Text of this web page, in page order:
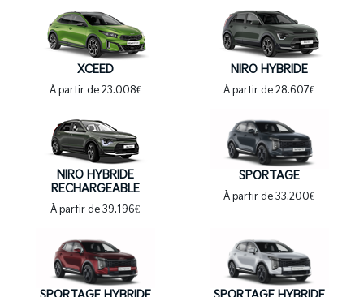
XCEED
À partir de 23.008€
NIRO HYBRIDE
À partir de 28.607€
NIRO HYBRIDE
RECHARGEABLE
À partir de 39.196€
SPORTAGE
À partir de 33.200€